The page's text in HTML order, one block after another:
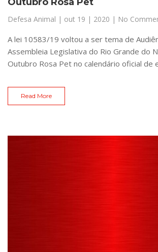
Defesa Animal | out 19 | 2020 | No
A lei 10583/19 voltou a ser tema de
Assembleia Legislativa do Rio Grande do
Outubro Rosa Pet no calendário oficial de
Read More